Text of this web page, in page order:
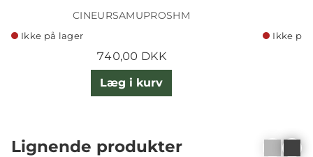
CINEURSAMUPROSHM
Ikke på lager
740,00 DKK
Læg i kurv
Ikke på
Lignende produkter